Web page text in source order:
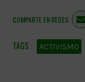
COMPARTE EN REDES:
ACTIVISMO